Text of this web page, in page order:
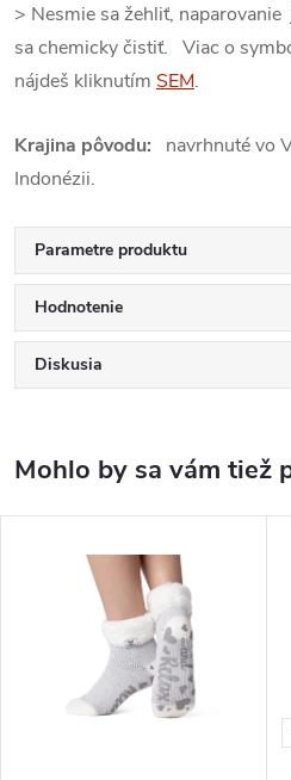
> Nesmie sa žehliť,
sa chemicky čistiť. Viac o
nájdeš kliknutím SEM.
Krajina pôvodu:
navrhnuté vo
Indonézii.
Parametre produktu
Hodnotenie
Diskusia